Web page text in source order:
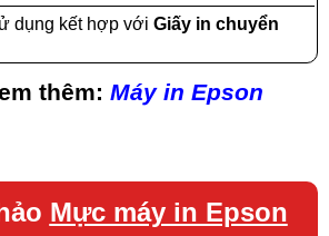
dụng kết hợp với Giấy in chuyển
thêm: Máy in Epson
Mực máy in Epson